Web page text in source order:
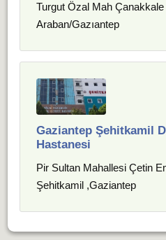
Turgut Özal Mah
Araban/Gazıantep
Gaziantep Şehitkamil
Hastanesi
Pir Sultan Mahallesi Çetin
Şehitkamil ,Gaziantep